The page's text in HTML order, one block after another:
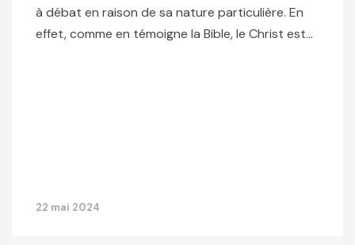
à débat en raison de sa nature particulière. En
effet, comme en témoigne la Bible, le Christ est…
22 mai 2024